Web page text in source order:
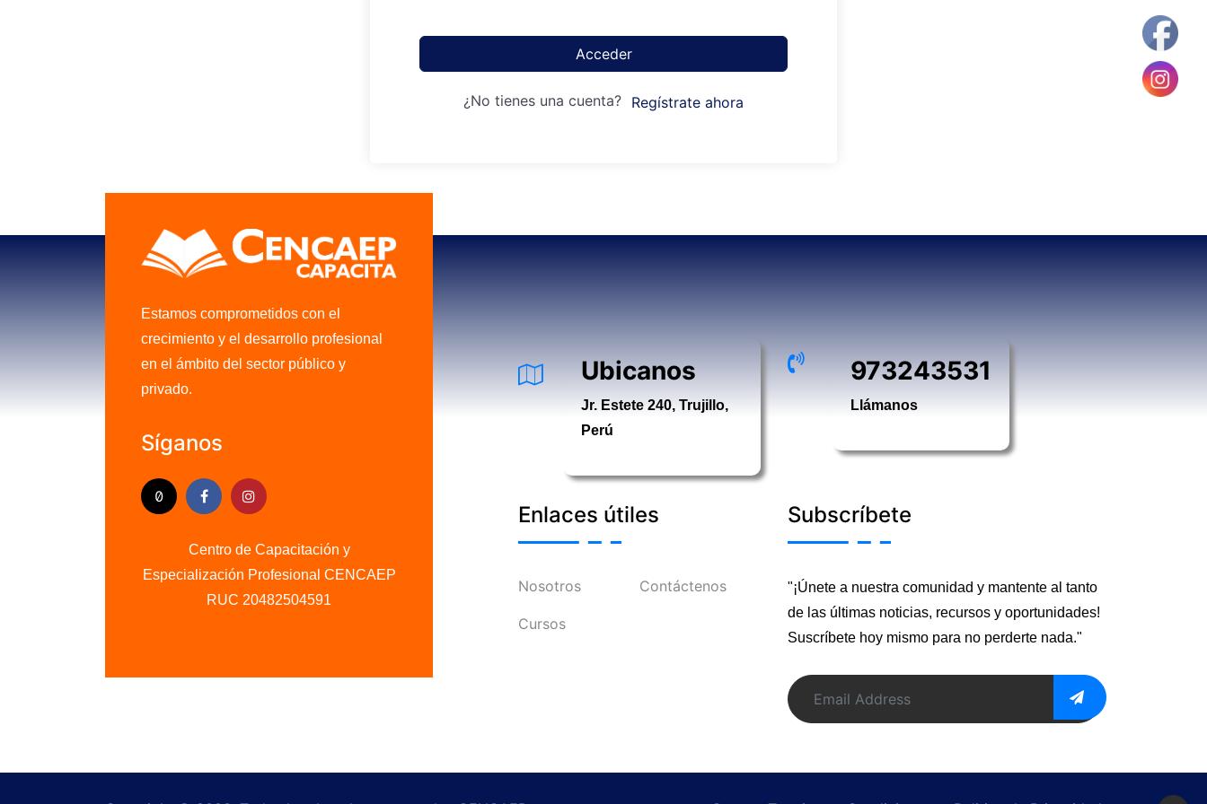
Acceder
¿No tienes una cuenta? Regístrate ahora
Estamos comprometidos con el
crecimiento y el desarrollo profesional
en el ámbito del sector público y
privado.
Síganos
Centro de Capacitación y
Especialización Profesional CENCAEP
RUC 20482504591
.........
Ubicanos
Jr. Estete 240, Trujillo,
Perú
973243531
Llámanos
Enlaces útiles
Nosotros
Cursos
Contáctenos
Subscríbete
"¡Únete a nuestra comunidad y mantente al tanto
de las últimas noticias, recursos y oportunidades!
Suscríbete hoy mismo para no perderte nada."